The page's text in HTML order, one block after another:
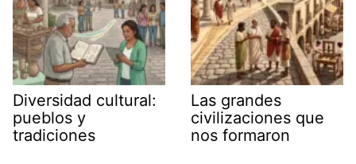
Diversidad cultural:
pueblos y
tradiciones
Las grandes
civilizaciones que
nos formaron